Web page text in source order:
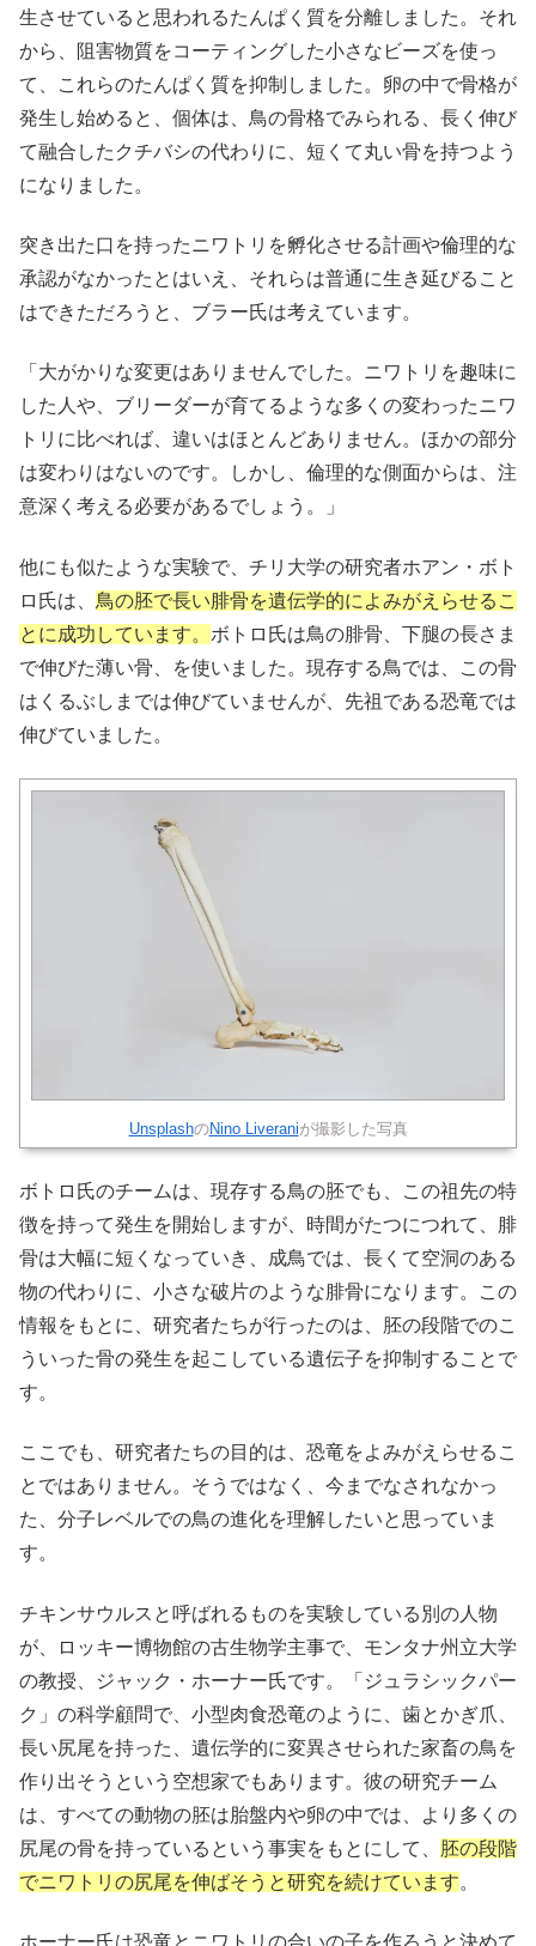
生させていると思われるたんぱく質を分離しました。それ
から、阻害物質をコーティングした小さなビーズを使っ
て、これらのたんぱく質を抑制しました。卵の中で骨格が
発生し始めると、個体は、鳥の骨格でみられる、長く伸び
て融合したクチバシの代わりに、短くて丸い骨を持つよう
になりました。
突き出た口を持ったニワトリを孵化させる計画や倫理的な
承認がなかったとはいえ、それらは普通に生き延びること
はできただろうと、ブラー氏は考えています。
「大がかりな変更はありませんでした。ニワトリを趣味に
した人や、ブリーダーが育てるような多くの変わったニワ
トリに比べれば、違いはほとんどありません。ほかの部分
は変わりはないのです。しかし、倫理的な側面からは、注
意深く考える必要があるでしょう。」
他にも似たような実験で、チリ大学の研究者ホアン・ボト
ロ氏は、 鳥の胚で長い腓骨を遺伝学的によみがえらせるこ
とに成功しています。 ボトロ氏は鳥の腓骨、下腿の長さま
で伸びた薄い骨、を使いました。現存する鳥では、この骨
はくるぶしまでは伸びていませんが、先祖である恐竜では
伸びていました。
UnsplashのNino Liveraniが撮影した写真
ボトロ氏のチームは、現存する鳥の胚でも、この祖先の特
徴を持って発生を開始しますが、時間がたつにつれて、腓
骨は大幅に短くなっていき、成鳥では、長くて空洞のある
物の代わりに、小さな破片のような腓骨になります。この
情報をもとに、研究者たちが行ったのは、胚の段階でのこ
ういった骨の発生を起こしている遺伝子を抑制することで
す。
ここでも、研究者たちの目的は、恐竜をよみがえらせるこ
とではありません。そうではなく、今までなされなかっ
た、分子レベルでの鳥の進化を理解したいと思っていま
す。
チキンサウルスと呼ばれるものを実験している別の人物
が、ロッキー博物館の古生物学主事で、モンタナ州立大学
の教授、ジャック・ホーナー氏です。「ジュラシックパー
ク」の科学顧問で、小型肉食恐竜のように、歯とかぎ爪、
長い尻尾を持った、遺伝学的に変異させられた家畜の鳥を
作り出そうという空想家でもあります。彼の研究チーム
は、すべての動物の胚は胎盤内や卵の中では、より多くの
尻尾の骨を持っているという事実をもとにして、
胚の段階
でニワトリの尻尾を伸ばそうと研究を続けています。